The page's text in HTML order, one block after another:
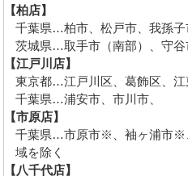
【柏店】
千葉県…柏市、松戸市、我孫子
茨城県…取手市（南部）、守谷
【江戸川店】
東京都…江戸川区、葛飾区、江
千葉県…浦安市、市川市、
【市原店】
千葉県…市原市※、袖ヶ浦市
域を除く
【八千代店】